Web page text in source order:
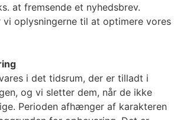
at fremsende et nyhedsbrev.
vi oplysningerne til at optimere vores
i det tidsrum, der er tilladt i
og vi sletter dem, når de ikke
Perioden afhænger af karakteren